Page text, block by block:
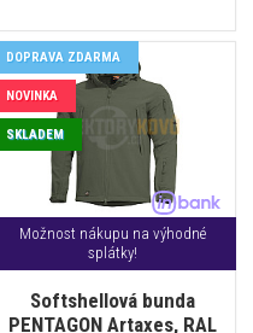
Možnost nákupu na výhodné
splátky!
Softshellová bunda
PENTAGON Artaxes, RAL
DOPRAVA ZDARMA
NOVINKA
SKLADEM